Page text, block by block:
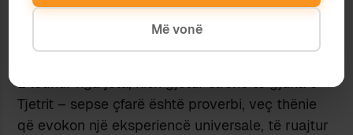
E lodhur nga jeta, kish gjetur strehë te gjuha e
Tjetrit – sepse çfarë është proverbi, veç thënie
që evokon një eksperiencë universale, të ruajtur
Më vonë